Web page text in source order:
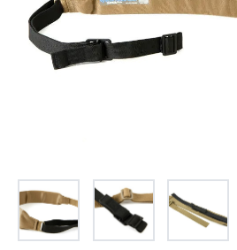
(Hypothermia)
もっと見る
製品をキーワードで検索
お問合せ